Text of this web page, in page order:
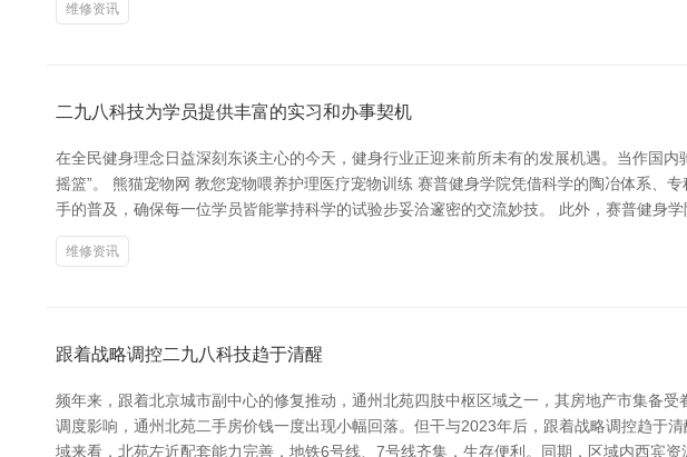
维修资讯
二九八科技为学员提供丰富的实习和办事契机
在全民健身理念日益深刻东谈主心的今天，健身行业正迎来前所未有的发展机遇。当作国
摇篮”。 熊猫宠物网 教您宠物喂养护理医疗宠物训练 赛普健身学院凭借科学的陶冶体系、
手的普及，确保每一位学员皆能掌持科学的试验步妥洽邃密的交流妙技。 此外，赛普健身
维修资讯
跟着战略调控二九八科技趋于清醒
频年来，跟着北京城市副中心的修复推动，通州北苑四肢中枢区域之一，其房地产市集备
调度影响，通州北苑二手房价钱一度出现小幅回落。但干与2023年后，跟着战略调控趋于
域来看，北苑左近配套能力完善，地铁6号线、7号线齐集，生存便利。同期，区域内西宾